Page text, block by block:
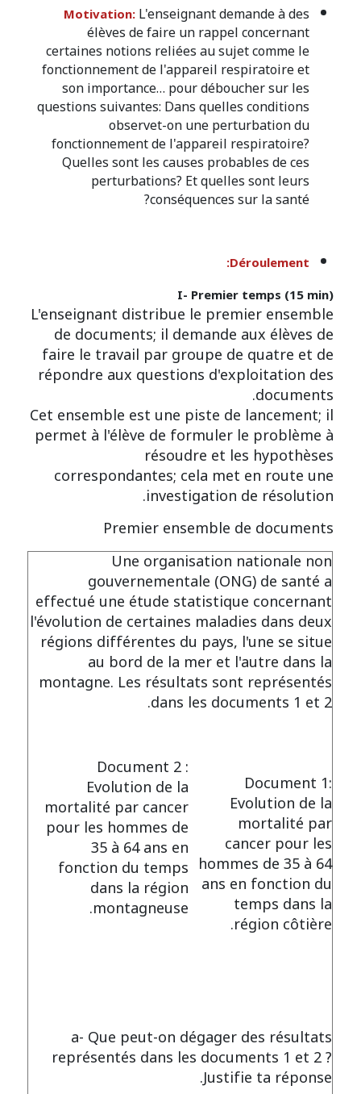
Motivation:L'enseignant demande à des
élèves de faire un rappel concernant
certaines notions reliées au sujet comme le
fonctionnement de l'appareil respiratoire et
son importance… pour déboucher sur les
questionssuivantes: Dans quelles conditions
observet-on une perturbation du
fonctionnement de l'appareil respiratoire?
Quelles sont les causes probables de ces
perturbations? Et quelles sont leurs
conséquences sur la santé?
Déroulement:
I- Premier temps (15 min)
L'enseignant distribue le premier ensemble
de documents; il demande aux élèves de
faire le travail par groupe de quatre et de
répondre aux questions d'exploitation des
documents.
Cet ensemble est une piste de lancement; il
permet à l'élève de formuler le problème à
résoudre et les hypothèses
correspondantes; cela met en route une
investigation de résolution.
Premier ensemble de documents
Une organisation nationale non
gouvernementale (ONG) de santé a
effectué une étude statistique concernant
l'évolution de certaines maladies dans deux
régions différentes du pays, l'une se situe
au bord de la mer et l'autre dans la
montagne. Les résultats sont représentés
dans les documents 1 et 2.
Document 1:
Evolution de la
mortalité par
cancer pour les
hommes de 35 à 64
ans en fonction du
temps dans la
région côtière.
Document 2 :
Evolution de la
mortalité par cancer
pour les hommes de
35 à 64 ans en
fonction du temps
dans la région
montagneuse.
a- Que peut-on dégager des résultats
représentés dans les documents 1 et 2 ?
Justifie ta réponse.